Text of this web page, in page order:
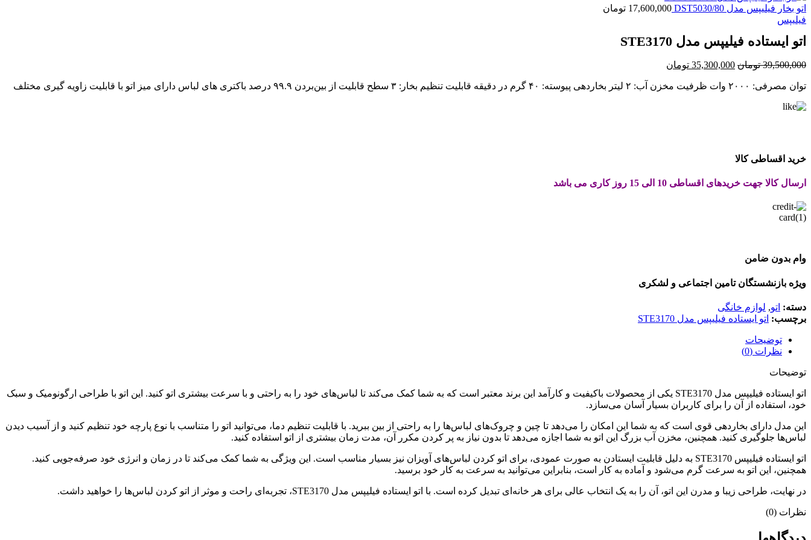
بود.
اتو بخار فیلیپس مدل DST5030/80 17,600,000 تومان
فیلیپس
اتو ایستاده فیلیپس مدل STE3170
39,500,000 تومان قیمت
39,500,000 تومان
35,300,000 تومان
35,300,000 تومان.
توان مصرفی: ۲۰۰۰ وات ظرفیت مخزن آب: ۲ لیتر بخاردهی پیوسته: ۴۰ گرم در دقیقه قابلیت تنظیم بخار: ۳ سطح قابلیت از بین‌بردن ۹۹.۹ درصد باکتری ‌های لباس دارای میز اتو با قابلیت زاویه گیری مختلف
خرید اقساطی کالا
ارسال کالا جهت خریدهای اقساطی 10 الی 15 روز کاری می باشد
وام بدون ضامن
ویژه بازنشستگان تامین اجتماعی و لشکری
دسته: اتو, لوازم خانگی
برچسب: اتو ایستاده فیلیپس مدل STE3170
توضیحات
نظرات (0)
توضیحات
اتو ایستاده فیلیپس مدل STE3170 یکی از محصولات باکیفیت و کارآمد این برند معتبر است که به شما کمک می‌کند تا لباس‌های خود را به راحتی و با سرعت بیشتری اتو کنید. این اتو با طراحی ارگونومیک و سبک
خود، استفاده از آن را برای کاربران بسیار آسان می‌سازد.
این مدل دارای بخاردهی قوی است که به شما این امکان را می‌دهد تا چین و چروک‌های لباس‌ها را به راحتی از بین ببرید. با قابلیت تنظیم دما، می‌توانید اتو را متناسب با نوع پارچه خود تنظیم کنید و از آسیب دیدن
لباس‌ها جلوگیری کنید. همچنین، مخزن آب بزرگ این اتو به شما اجازه می‌دهد تا بدون نیاز به پر کردن مکرر آن، مدت زمان بیشتری از اتو استفاده کنید.
اتو ایستاده فیلیپس STE3170 به دلیل قابلیت ایستادن به صورت عمودی، برای اتو کردن لباس‌های آویزان نیز بسیار مناسب است. این ویژگی به شما کمک می‌کند تا در زمان و انرژی خود صرفه‌جویی کنید.
همچنین، این اتو به سرعت گرم می‌شود و آماده به کار است، بنابراین می‌توانید به سرعت به کار خود برسید.
در نهایت، طراحی زیبا و مدرن این اتو، آن را به یک انتخاب عالی برای هر خانه‌ای تبدیل کرده است. با اتو ایستاده فیلیپس مدل STE3170، تجربه‌ای راحت و موثر از اتو کردن لباس‌ها را خواهید داشت.
نظرات (0)